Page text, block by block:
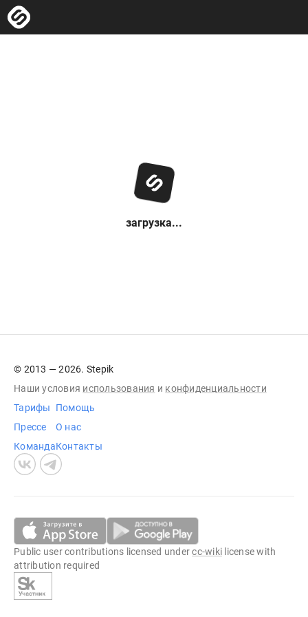
загрузка...
© 2013 — 2026. Stepik
Наши условия использования и конфиденциальности
Тарифы
Прессе
Команда
Помощь
О нас
Контакты
Public user contributions licensed undercc-wiki license with
attribution required